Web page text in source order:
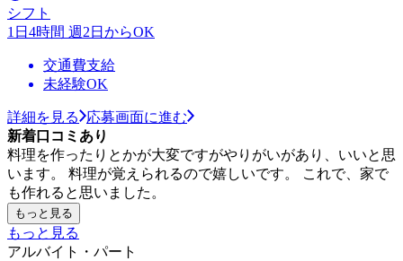
シフト
1日4時間 週2日からOK
交通費支給
未経験OK
詳細を見る
応募画面に進む
新着口コミあり
料理を作ったりとかが大変ですがやりがいがあり、いいと思
います。 料理が覚えられるので嬉しいです。 これで、家で
も作れると思いました。
もっと見る
もっと見る
アルバイト・パート